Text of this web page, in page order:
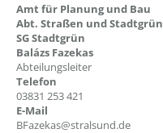
Amt für Planung und Bau
Abt. Straßen und Stadtgrün
SG Stadtgrün
Balázs Fazekas
Abteilungsleiter
Telefon
03831 253 421
E-Mail
BFazekas@stralsund.de